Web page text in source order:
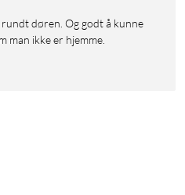
man ikke er hjemme.